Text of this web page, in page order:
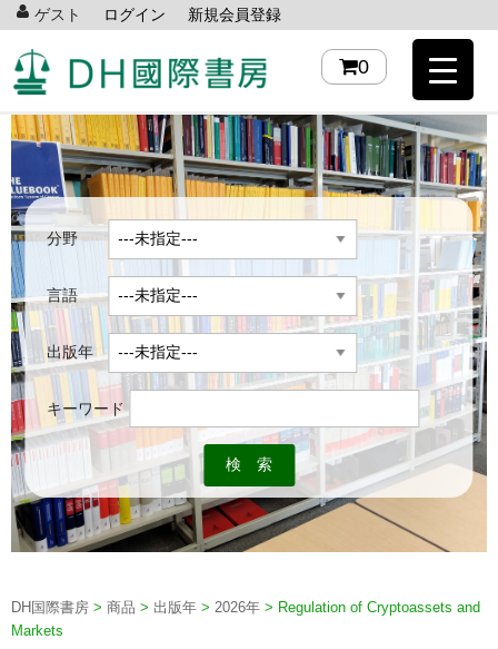
ゲスト ログイン 新規会員登録
0
分野
言語
出版年
キーワード
DH国際書房 > 商品 > 出版年 > 2026年 > Regulation of Cryptoassets and
Markets